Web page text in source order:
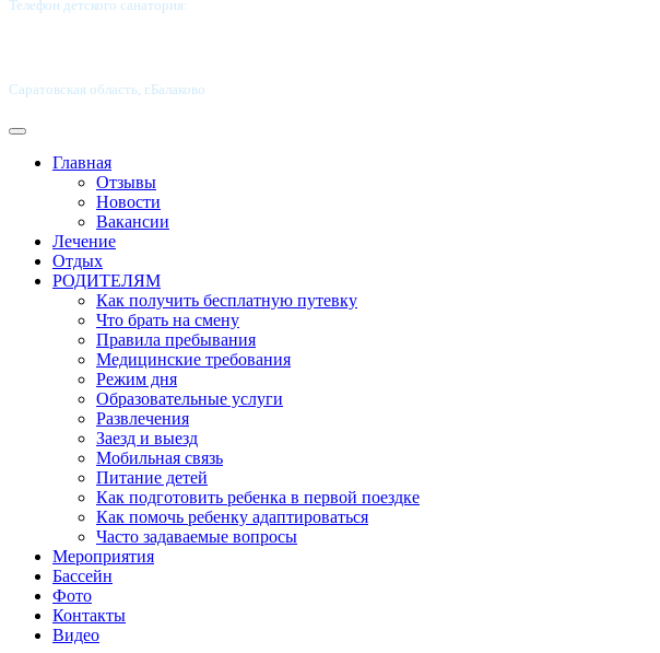
Телефон детского санатория:
Саратовская область, г.Балаково
Главная
Отзывы
Новости
Вакансии
Лечение
Отдых
РОДИТЕЛЯМ
Как получить бесплатную путевку
Что брать на смену
Правила пребывания
Медицинские требования
Режим дня
Образовательные услуги
Развлечения
Заезд и выезд
Мобильная связь
Питание детей
Как подготовить ребенка в первой поездке
Как помочь ребенку адаптироваться
Часто задаваемые вопросы
Мероприятия
Бассейн
Фото
Контакты
Видео